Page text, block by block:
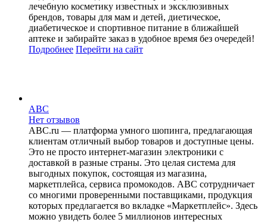
лечебную косметику известных и эксклюзивных
брендов, товары для мам и детей, диетическое,
диабетическое и спортивное питание в ближайшей
аптеке и забирайте заказ в удобное время без очередей!
Подробнее Перейти на сайт
ABC
Нет отзывов
ABC.ru — платформа умного шопинга, предлагающая
клиентам отличный выбор товаров и доступные цены.
Это не просто интернет-магазин электроники с
доставкой в разные страны. Это целая система для
выгодных покупок, состоящая из магазина,
маркетплейса, сервиса промокодов. ABC сотрудничает
со многими проверенными поставщиками, продукция
которых предлагается во вкладке «Маркетплейс». Здесь
можно увидеть более 5 миллионов интересных